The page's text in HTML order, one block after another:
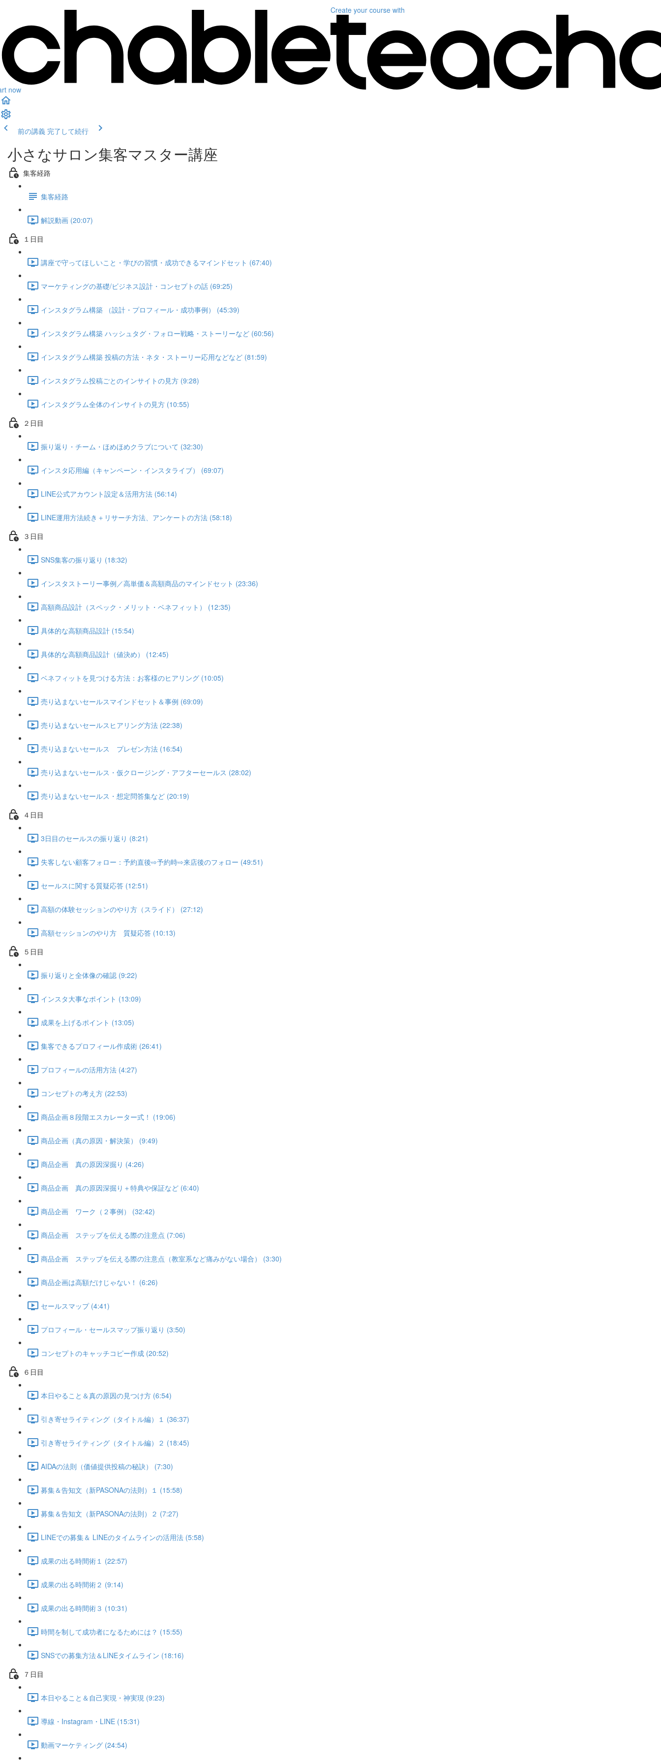
now
Create your course with
前の講義 完了して続行
小さなサロン集客マスター講座
集客経路
集客経路
解説動画 (20:07)
１日目
講座で守ってほしいこと・学びの習慣・成功できるマインドセット (67:40)
マーケティングの基礎/ビジネス設計・コンセプトの話 (69:25)
インスタグラム構築 （設計・プロフィール・成功事例） (45:39)
インスタグラム構築 ハッシュタグ・フォロー戦略・ストーリーなど (60:56)
インスタグラム構築 投稿の方法・ネタ・ストーリー応用などなど (81:59)
インスタグラム投稿ごとのインサイトの見方 (9:28)
インスタグラム全体のインサイトの見方 (10:55)
２日目
振り返り・チーム・ほめほめクラブについて (32:30)
インスタ応用編（キャンペーン・インスタライブ） (69:07)
LINE公式アカウント設定＆活用方法 (56:14)
LINE運用方法続き＋リサーチ方法、アンケートの方法 (58:18)
３日目
SNS集客の振り返り (18:32)
インスタストーリー事例／高単価＆高額商品のマインドセット (23:36)
高額商品設計（スペック・メリット・ベネフィット） (12:35)
具体的な高額商品設計 (15:54)
具体的な高額商品設計（値決め） (12:45)
ベネフィットを見つける方法：お客様のヒアリング (10:05)
売り込まないセールスマインドセット＆事例 (69:09)
売り込まないセールスヒアリング方法 (22:38)
売り込まないセールス プレゼン方法 (16:54)
売り込まないセールス・仮クロージング・アフターセールス (28:02)
売り込まないセールス・想定問答集など (20:19)
４日目
3日目のセールスの振り返り (8:21)
失客しない顧客フォロー：予約直後⇨予約時⇨来店後のフォロー (49:51)
セールスに関する質疑応答 (12:51)
高額の体験セッションのやり方（スライド） (27:12)
高額セッションのやり方 質疑応答 (10:13)
５日目
振り返りと全体像の確認 (9:22)
インスタ大事なポイント (13:09)
成果を上げるポイント (13:05)
集客できるプロフィール作成術 (26:41)
プロフィールの活用方法 (4:27)
コンセプトの考え方 (22:53)
商品企画８段階エスカレーター式！ (19:06)
商品企画（真の原因・解決策） (9:49)
商品企画 真の原因深掘り (4:26)
商品企画 真の原因深掘り＋特典や保証など (6:40)
商品企画 ワーク（２事例） (32:42)
商品企画 ステップを伝える際の注意点 (7:06)
商品企画 ステップを伝える際の注意点（教室系など痛みがない場合） (3:30)
商品企画は高額だけじゃない！ (6:26)
セールスマップ (4:41)
プロフィール・セールスマップ振り返り (3:50)
コンセプトのキャッチコピー作成 (20:52)
６日目
本日やること＆真の原因の見つけ方 (6:54)
引き寄せライティング（タイトル編）１ (36:37)
引き寄せライティング（タイトル編）２ (18:45)
AIDAの法則（価値提供投稿の秘訣） (7:30)
募集＆告知文（新PASONAの法則）１ (15:58)
募集＆告知文（新PASONAの法則）２ (7:27)
LINEでの募集＆ LINEのタイムラインの活用法 (5:58)
成果の出る時間術１ (22:57)
成果の出る時間術２ (9:14)
成果の出る時間術３ (10:31)
時間を制して成功者になるためには？ (15:55)
SNSでの募集方法＆LINEタイムライン (18:16)
７日目
本日やること＆自己実現・神実現 (9:23)
導線・Instagram・LINE (15:31)
動画マーケティング (24:54)